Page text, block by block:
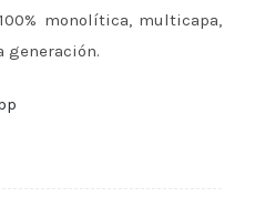
monolítica, multicapa,
generación.